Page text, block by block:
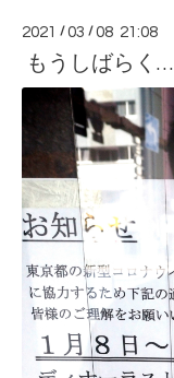
2021 /03 /08 21:08
もうしばらく…